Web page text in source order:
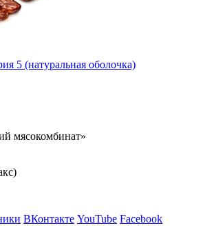
5 (натуральная оболочка)
мясокомбинат»
ВКонтакте YouTube Facebook